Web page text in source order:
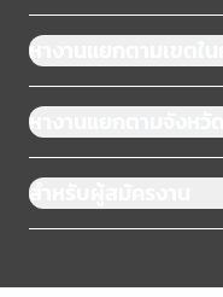
หางานแยกตามเขตใน
หางานแยกตามจังหวัด
สำหรับผู้สมัครงาน